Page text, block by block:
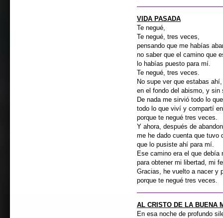
VIDA PASADA
Te negué,
Te negué, tres veces,
pensando que me habías
no saber que el camino que
lo habías puesto para mí.
Te negué, tres veces.
No supe ver que estabas
en el fondo del abismo, y sin
De nada me sirvió todo lo
todo lo que viví y compartí
porque te negué tres veces.
Y ahora, después de
me he dado cuenta que tuvo
que lo pusiste ahí para mí.
Ese camino era el que debía
para obtener mi libertad, mi
Gracias, he vuelto a nacer y
porque te negué tres veces.
AL CRISTO DE LA BUENA
En esa noche de profundo